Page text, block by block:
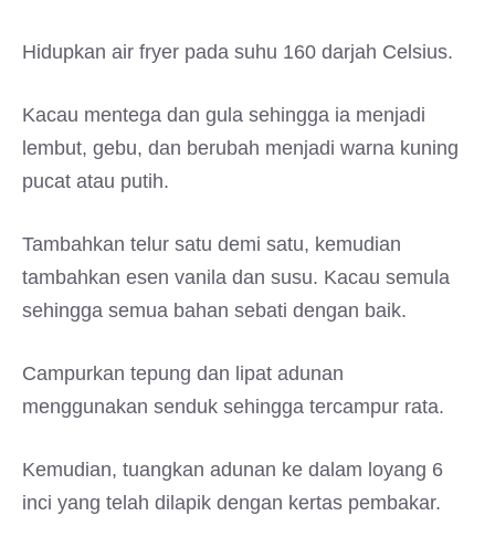
Hidupkan air fryer pada suhu 160 darjah Celsius.
Kacau mentega dan gula sehingga ia menjadi
lembut, gebu, dan berubah menjadi warna kuning
pucat atau putih.
Tambahkan telur satu demi satu, kemudian
tambahkan esen vanila dan susu. Kacau semula
sehingga semua bahan sebati dengan baik.
Campurkan tepung dan lipat adunan
menggunakan senduk sehingga tercampur rata.
Kemudian, tuangkan adunan ke dalam loyang 6
inci yang telah dilapik dengan kertas pembakar.